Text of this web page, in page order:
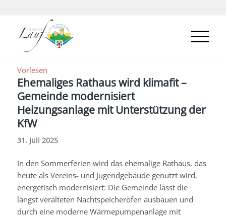
Vorlesen
Ehemaliges Rathaus wird klimafit –
Gemeinde modernisiert
Heizungsanlage mit Unterstützung der
KfW
31. Juli 2025
In den Sommerferien wird das ehemalige Rathaus, das
heute als Vereins- und Jugendgebäude genutzt wird,
energetisch modernisiert: Die Gemeinde lässt die
längst veralteten Nachtspeicheröfen ausbauen und
durch eine moderne Wärmepumpenanlage mit